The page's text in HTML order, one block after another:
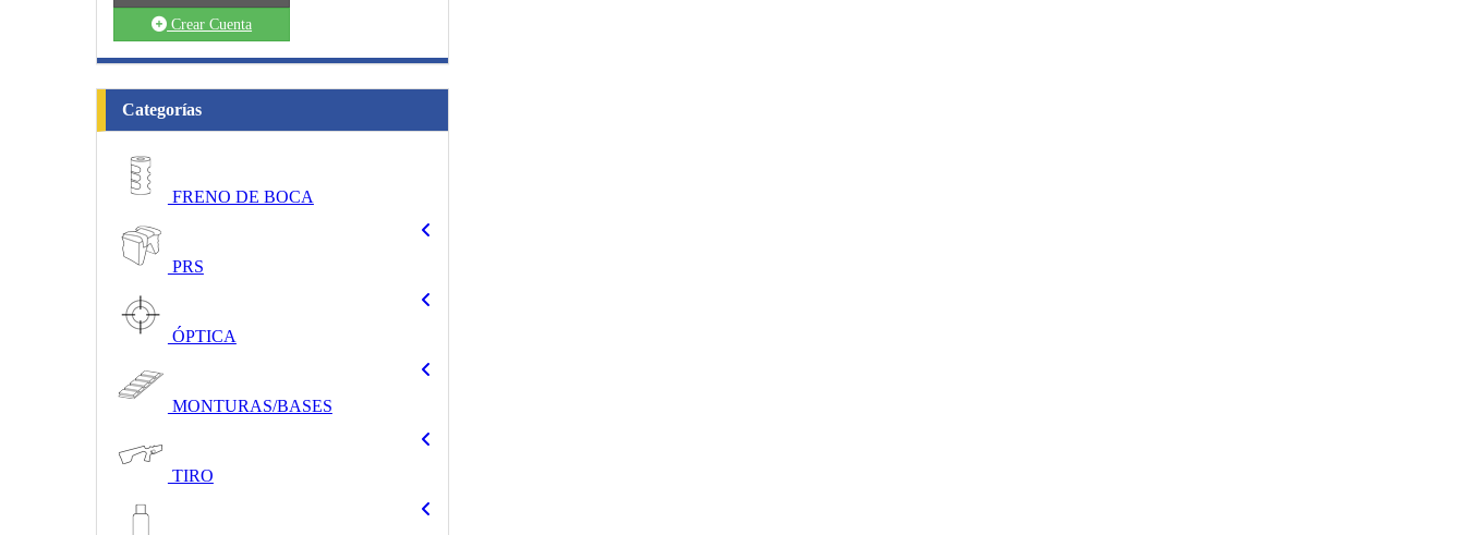
Crear Cuenta
Categorías
FRENO DE BOCA
PRS
ÓPTICA
MONTURAS/BASES
TIRO